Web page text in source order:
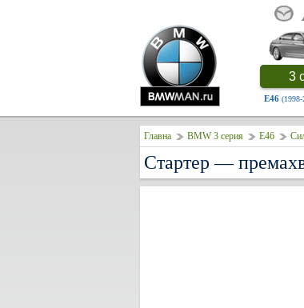
3
E46 (1998-
Главна BMW 3 серия E46
Стартер —